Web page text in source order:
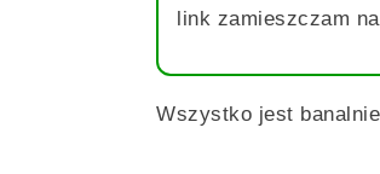
link zamieszczam
Wszystko jest